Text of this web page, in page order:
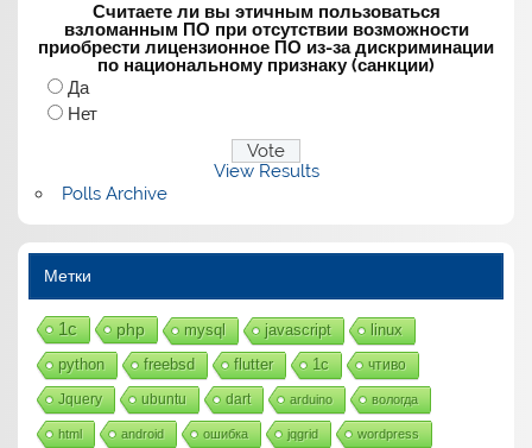
Считаете ли вы этичным пользоваться
взломанным ПО при отсутствии возможности
приобрести лицензионное ПО из-за дискриминации
по национальному признаку (санкции)
Да
Нет
View Results
Polls Archive
Метки
1с php mysql javascript linux
python freebsd flutter 1c чтиво
Jquery ubuntu dart arduino вологда
html android ошибка jqgrid wordpress